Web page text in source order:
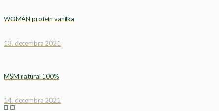
WOMAN proteín vanilka
13. decembra 2021
MSM natural 100%
14. decembra 2021